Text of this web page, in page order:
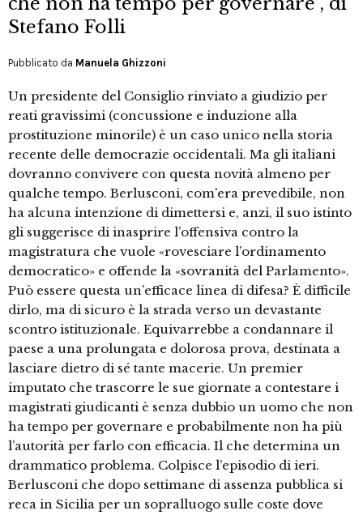
Stefano Folli
Pubblicato da Manuela Ghizzoni
Un presidente del Consiglio rinviato a giudizio per
reati gravissimi (concussione e induzione alla
prostituzione minorile) è un caso unico nella storia
recente delle democrazie occidentali. Ma gli italiani
dovranno convivere con questa novità almeno per
qualche tempo. Berlusconi, com’era prevedibile, non
ha alcuna intenzione di dimettersi e, anzi, il suo istinto
gli suggerisce di inasprire l’offensiva contro la
magistratura che vuole «rovesciare l’ordinamento
democratico» e offende la «sovranità del Parlamento».
Può essere questa un’efficace linea di difesa? È difficile
dirlo, ma di sicuro è la strada verso un devastante
scontro istituzionale. Equivarrebbe a condannare il
paese a una prolungata e dolorosa prova, destinata a
lasciare dietro di sé tante macerie. Un premier
imputato che trascorre le sue giornate a contestare i
magistrati giudicanti è senza dubbio un uomo che non
ha tempo per governare e probabilmente non ha più
l’autorità per farlo con efficacia. Il che determina un
drammatico problema. Colpisce l’episodio di ieri.
Berlusconi che dopo settimane di assenza pubblica si
reca in Sicilia per un sopralluogo sulle coste dove